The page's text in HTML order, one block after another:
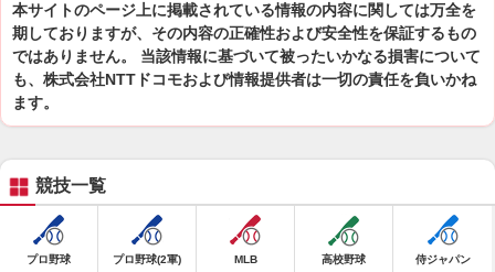
本サイトのページ上に掲載されている情報の内容に関しては万全を
期しておりますが、その内容の正確性および安全性を保証するもの
ではありません。 当該情報に基づいて被ったいかなる損害について
も、株式会社NTTドコモおよび情報提供者は一切の責任を負いかね
ます。
競技一覧
プロ野球 プロ野球(2軍) MLB 高校野球 侍ジャパン